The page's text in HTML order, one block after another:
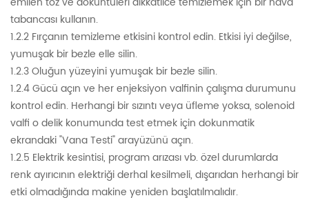
tabancası kullanın.
1.2.2 Fırçanın temizleme etkisini kontrol edin. Etkisi iyi değilse,
yumuşak bir bezle elle silin.
1.2.3 Oluğun yüzeyini yumuşak bir bezle silin.
1.2.4 Gücü açın ve her enjeksiyon valfinin çalışma durumunu
kontrol edin. Herhangi bir sızıntı veya üfleme yoksa, solenoid
valfi o delik konumunda test etmek için dokunmatik
ekrandaki "Vana Testi" arayüzünü açın.
1.2.5 Elektrik kesintisi, program arızası vb. özel durumlarda
renk ayırıcının elektriği derhal kesilmeli, dışarıdan herhangi bir
etki olmadığında makine yeniden başlatılmalıdır.